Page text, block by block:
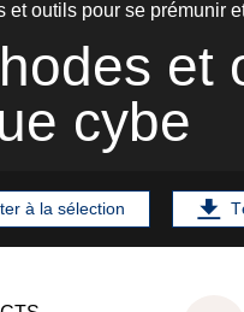
et outils pour se prémunir
et
cybe
à la sélection